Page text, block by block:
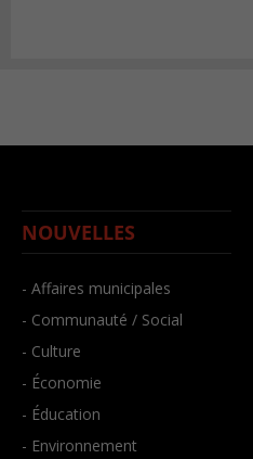
NOUVELLES
- Affaires municipales
- Communauté / Social
- Culture
- Économie
- Éducation
- Environnement